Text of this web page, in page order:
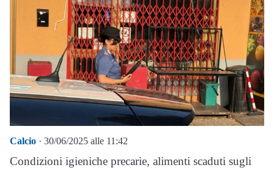
Calcio · 30/06/2025 alle 11:42
Condizioni igieniche precarie, alimenti scaduti sugli